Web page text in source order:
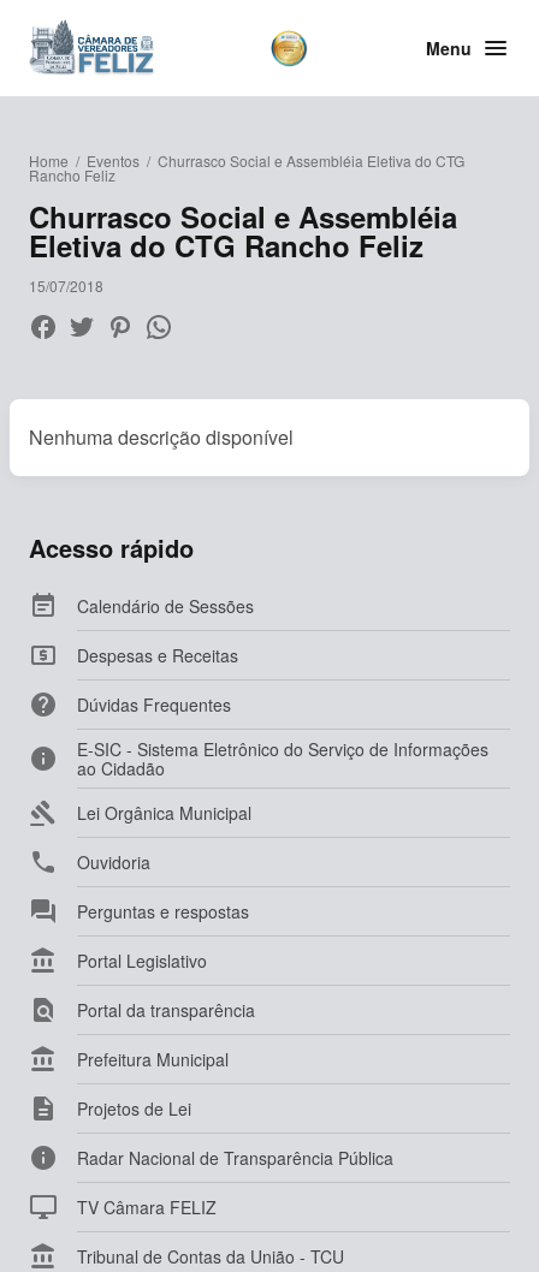
Menu
Home / Eventos / Churrasco Social e Assembléia Eletiva do CTG
Rancho Feliz
Churrasco Social e Assembléia
Eletiva do CTG Rancho Feliz
15/07/2018
Nenhuma descrição disponível
Acesso rápido
 Calendário de Sessões
 Despesas e Receitas
 Dúvidas Frequentes

E-SIC - Sistema Eletrônico do Serviço de Informações
ao Cidadão
 Lei Orgânica Municipal
 Ouvidoria
 Perguntas e respostas
 Portal Legislativo
 Portal da transparência
 Prefeitura Municipal
 Projetos de Lei
 Radar Nacional de Transparência Pública
 TV Câmara FELIZ
 Tribunal de Contas da União - TCU